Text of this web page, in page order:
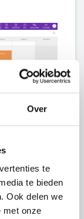
Over
te
te bieden
Ook delen we
met onze